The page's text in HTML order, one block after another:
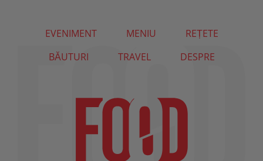
EVENIMENT MENIU
REȚETE
BĂUTURI
TRAVEL DESPRE